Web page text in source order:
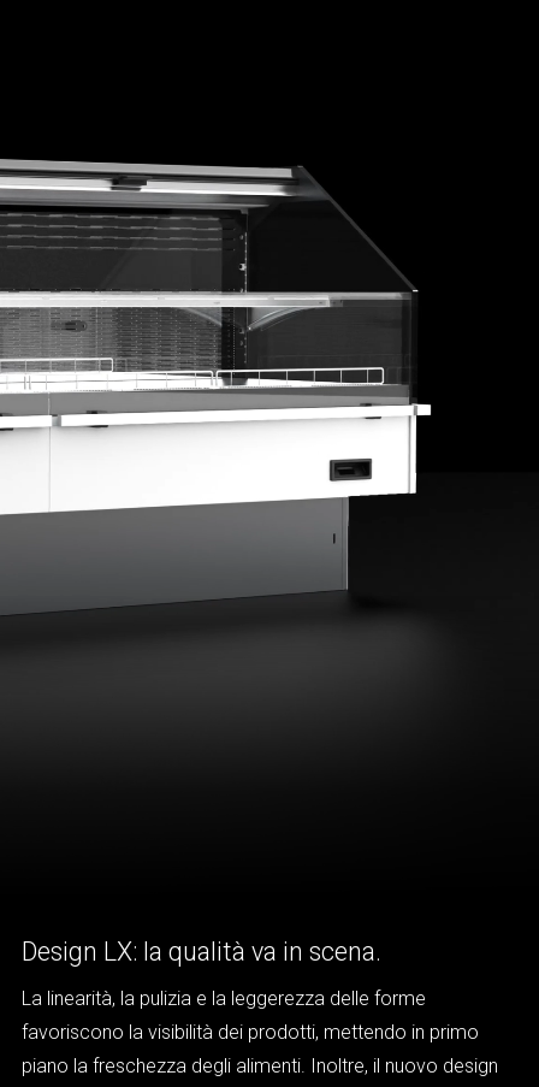
Design LX: la qualità va in scena.
La linearità, la pulizia e la leggerezza delle forme
favoriscono la visibilità dei prodotti, mettendo in primo
piano la freschezza degli alimenti. Inoltre, il nuovo design